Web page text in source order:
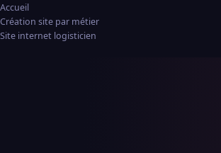
Accueil
Création site par métier
Site internet logisticien